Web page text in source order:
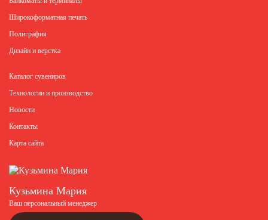
Широкоформатная печать
Полиграфия
Дизайн и верстка
Каталог сувениров
Технологии и производство
Новости
Контакты
Карта сайта
Кузьмина Мария
Ваш персональный менеджер